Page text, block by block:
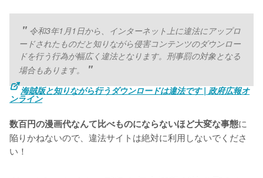
令和3年1月1日から、インターネット上に違法にアップロ
ードされたものだと知りながら侵害コンテンツのダウンロー
ドを行う行為が幅広く違法となります。刑事罰の対象となる
場合もあります。
海賊版と知りながら行うダウンロードは違法です | 政府広報オ
ンライン
数百円の漫画代なんて比べものにならないほど大変な事態に
陥りかねないので、違法サイトは絶対に利用しないでくださ
い！